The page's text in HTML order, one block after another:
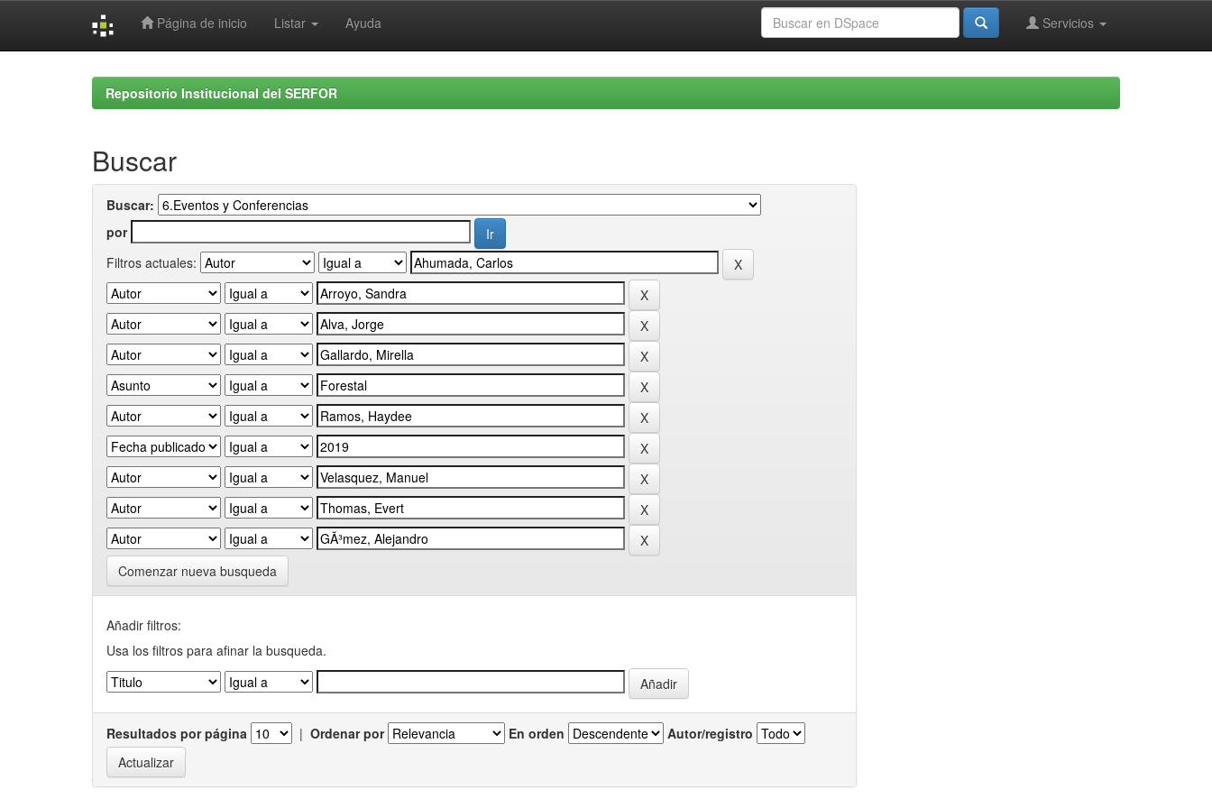
Página de inicio Listar Ayuda Servicios
Repositorio Institucional del SERFOR
Buscar
Buscar:
por
Filtros actuales:
Comenzar nueva busqueda
Añadir filtros:
Usa los filtros para afinar la busqueda.
Resultados por página | Ordenar por En orden Autor/registro